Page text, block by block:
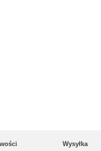
Wysyłka